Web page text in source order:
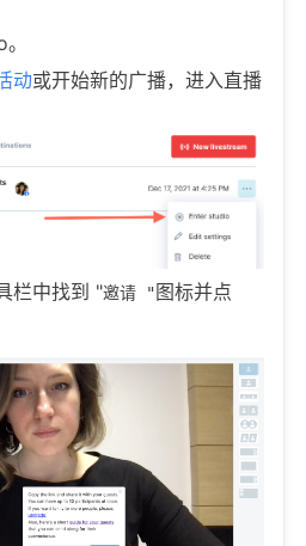
动或开始新的广播，进入直播
栏中找到 "邀请 "图标并点